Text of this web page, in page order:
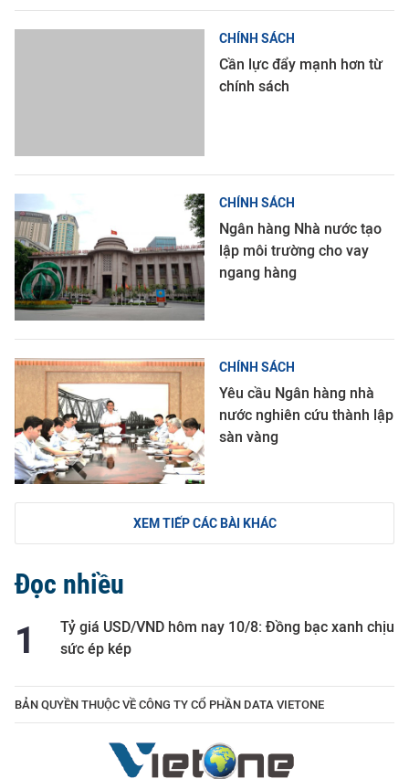
CHÍNH SÁCH
Cần lực đẩy mạnh hơn từ
chính sách
CHÍNH SÁCH
Ngân hàng Nhà nước tạo
lập môi trường cho vay
ngang hàng
CHÍNH SÁCH
Yêu cầu Ngân hàng nhà
nước nghiên cứu thành lập
sàn vàng
XEM TIẾP CÁC BÀI KHÁC
Đọc nhiều
Tỷ giá USD/VND hôm nay 10/8: Đồng bạc xanh chịu
sức ép kép
BẢN QUYỀN THUỘC VỀ CÔNG TY CỔ PHẦN DATA VIETONE